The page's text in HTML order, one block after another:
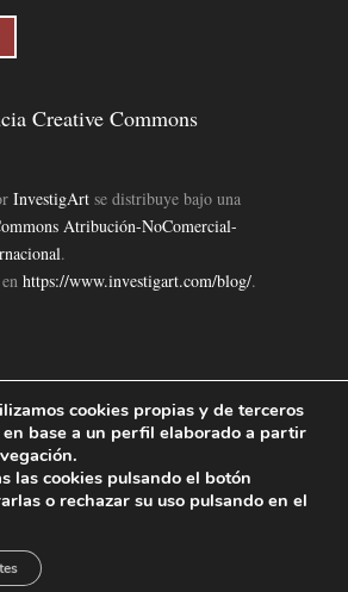
Creative Commons
InvestigArtse distribuye bajo una
Atribución-NoComercial-
.
https://www.investigart.com/blog/.
|Aviso Legal|Política de Cookies|
© 2019. |
cookies propias y de terceros
base a un perfil elaborado a partir
las cookies pulsando el botón
o rechazar su uso pulsando en el